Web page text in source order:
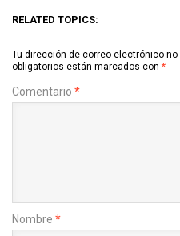
RELATED TOPICS:
Tu dirección de correo electrónico no
obligatorios están marcados con *
Comentario *
Nombre *